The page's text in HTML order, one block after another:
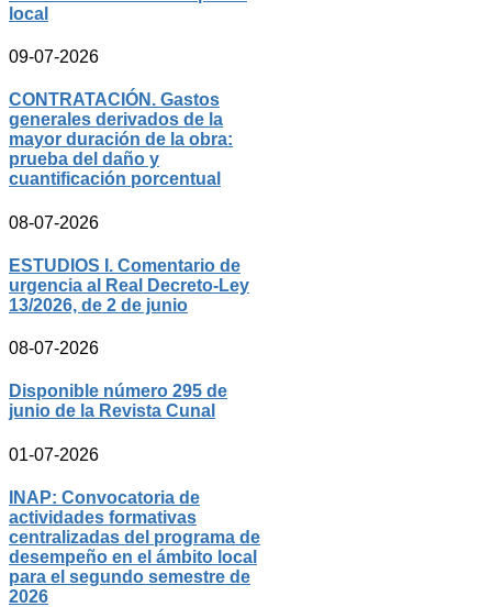
local
09-07-2026
CONTRATACIÓN. Gastos
generales derivados de la
mayor duración de la obra:
prueba del daño y
cuantificación porcentual
08-07-2026
ESTUDIOS I. Comentario de
urgencia al Real Decreto-Ley
13/2026, de 2 de junio
08-07-2026
Disponible número 295 de
junio de la Revista Cunal
01-07-2026
INAP: Convocatoria de
actividades formativas
centralizadas del programa de
desempeño en el ámbito local
para el segundo semestre de
2026